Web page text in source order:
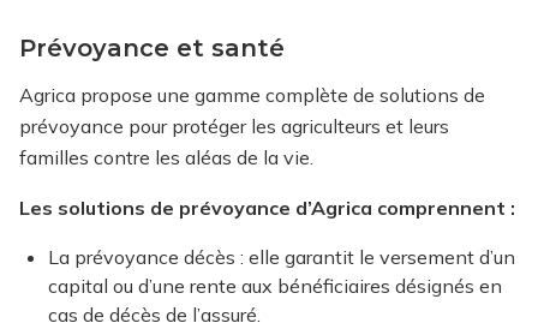
Prévoyance et santé
Agrica propose une gamme complète de solutions de
prévoyance pour protéger les agriculteurs et leurs
familles contre les aléas de la vie.
Les solutions de prévoyance d’Agrica comprennent :
La prévoyance décès : elle garantit le versement d’un
capital ou d’une rente aux bénéficiaires désignés en
cas de décès de l’assuré.